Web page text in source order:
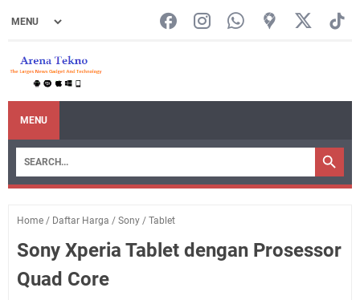
MENU
Home / Daftar Harga / Sony / Tablet
Sony Xperia Tablet dengan Prosessor
Quad Core